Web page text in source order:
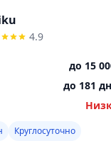
4.9
до 15
до 181
Круглосуточно